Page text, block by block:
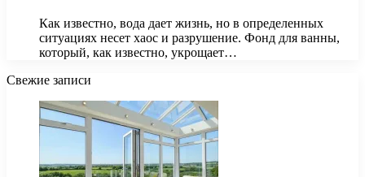
Как известно, вода дает жизнь, но в определенных
ситуациях несет хаос и разрушение. Фонд для ванны,
который, как известно, укрощает…
Свежие записи